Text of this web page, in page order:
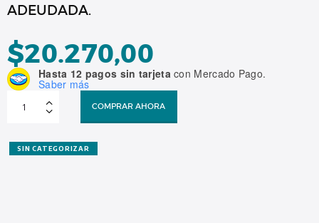
ADEUDADA.
$20.270,00
Hasta 12 pagos sin tarjetacon Mercado Pago.
Saber más
COMERCIALIZACION.
cantidad
COMPRAR AHORA
SIN CATEGORIZAR